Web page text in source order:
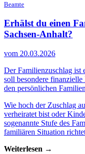
Beamte
Erhälst du einen
Sachsen-Anhalt?
vom 20.03.2026
Der Familienzuschlag ist
soll besondere
den persönlichen
Wie hoch der Zuschlag
verheiratet bist oder
sogenannte Stufe des
familiären Situation
Weiterlesen →